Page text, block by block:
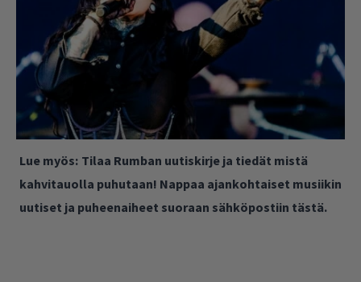
Lue myös: Tilaa Rumban uutiskirje ja tiedät mistä
kahvitauolla puhutaan! Nappaa ajankohtaiset musiikin
uutiset ja puheenaiheet suoraan sähköpostiin tästä.